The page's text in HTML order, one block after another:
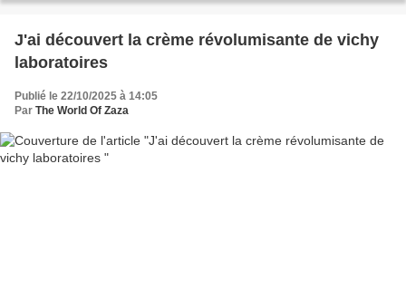
J'ai découvert la crème révolumisante de vichy
laboratoires
Publié le 22/10/2025 à 14:05
Par The World Of Zaza